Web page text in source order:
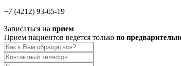
+7 (4212) 93-65-19
Записаться на прием
Прием пациентов ведется только по